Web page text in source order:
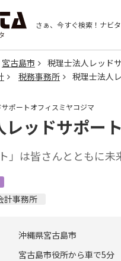
さぁ、今すぐ検索！ ナビ
宮古島市
税理士法人レッド
税務事務所 税理士法人
ポートオフィスミヤコジマ
ッドサポー
」は皆さんとともに
計事務所
沖縄県宮古島市
宮古島市役所から車で5分